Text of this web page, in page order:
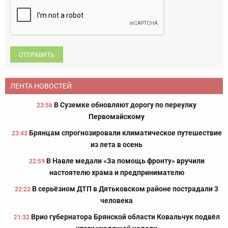
ОТПРАВИТЬ
ЛЕНТА НОВОСТЕЙ
23:56 В Суземке обновляют дорогу по переулку
Первомайскому
23:43 Брянцам спрогнозировали климатическое путешествие
из лета в осень
22:59 В Навле медали «За помощь фронту» вручили
настоятелю храма и предпринимателю
22:22 В серьёзном ДТП в Дятьковском районе пострадали 3
человека
21:32 Врио губернатора Брянской области Ковальчук подвёл